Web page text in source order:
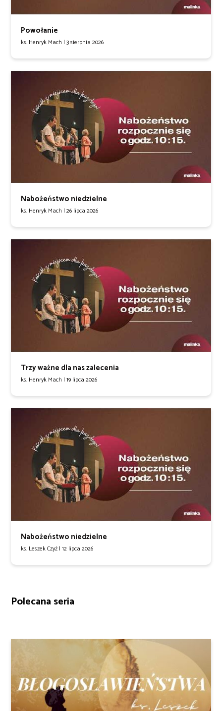
Powołanie
ks. Henryk Mach | 3 sierpnia 2026
Nabożeństwo niedzielne
ks. Henryk Mach | 26 lipca 2026
Trzy ważne dla nas zalecenia
ks. Henryk Mach | 19 lipca 2026
Nabożeństwo niedzielne
ks. Leszek Czyż | 12 lipca 2026
Polecana seria